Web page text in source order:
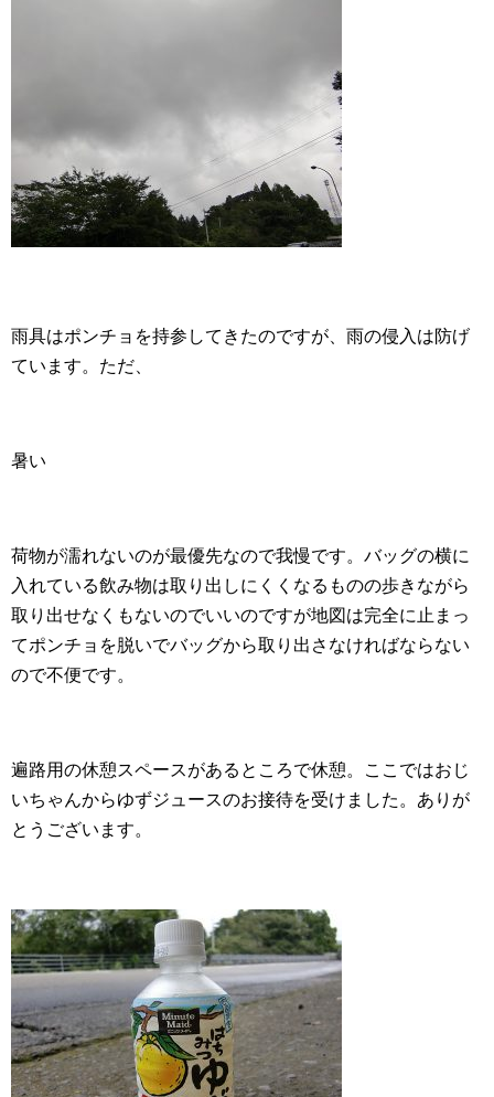
雨具はポンチョを持参してきたのですが、雨の侵入は防げ
ています。ただ、
暑い
荷物が濡れないのが最優先なので我慢です。バッグの横に
入れている飲み物は取り出しにくくなるものの歩きながら
取り出せなくもないのでいいのですが地図は完全に止まっ
てポンチョを脱いでバッグから取り出さなければならない
ので不便です。
遍路用の休憩スペースがあるところで休憩。ここではおじ
いちゃんからゆずジュースのお接待を受けました。ありが
とうございます。